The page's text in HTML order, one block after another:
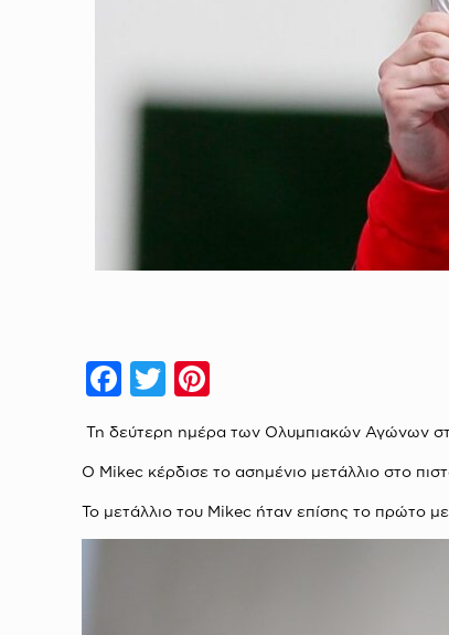
Facebook
Twitter
Τη δεύτερη ημέρα των Ολυμπιακών Αγώνων
Ο Mikec κέρδισε το ασημένιο μετάλλιο στο
Το μετάλλιο του Mikec ήταν επίσης το πρώτο